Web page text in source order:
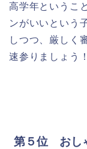
高学年というこ
ンがいいという
しつつ、厳しく
速参りましょう！
第５位 おし